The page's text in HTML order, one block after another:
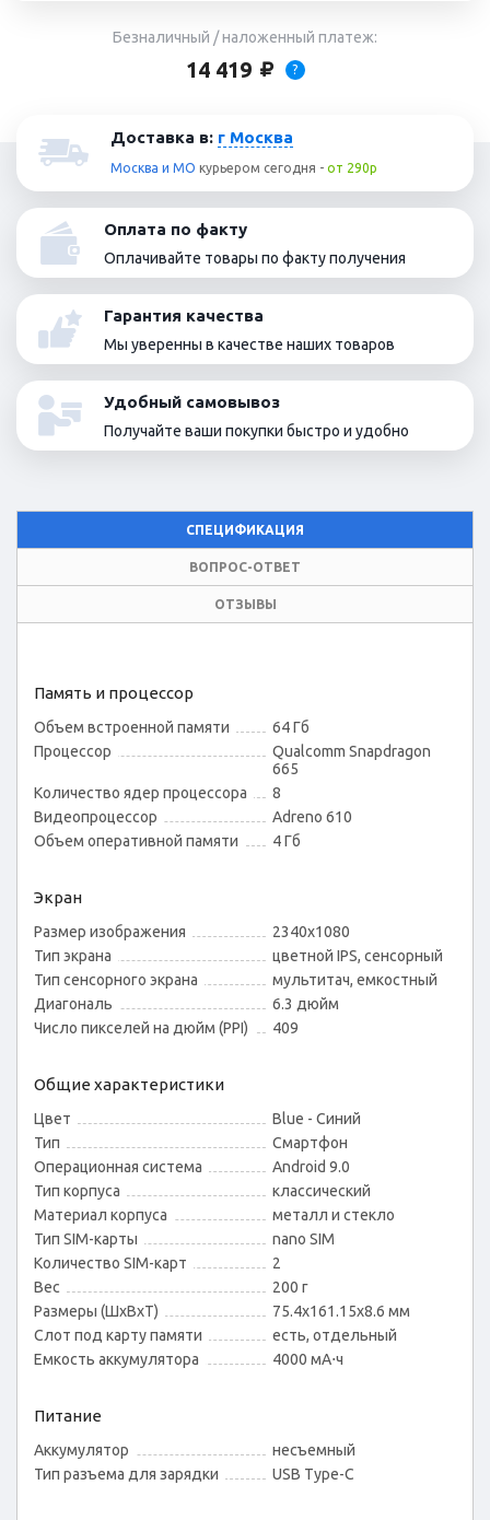
Безналичный / наложенный платеж:
14 419 ?
Доставка в: г Москва
Москва и МО курьером сегодня - от 290р
Оплата по факту
Оплачивайте товары по факту получения
Гарантия качества
Мы уверенны в качестве наших товаров
Удобный самовывоз
Получайте ваши покупки быстро и удобно
СПЕЦИФИКАЦИЯ
ВОПРОС-ОТВЕТ
ОТЗЫВЫ
Память и процессор
Объем встроенной памяти
64 Гб
Процессор
Qualcomm Snapdragon
665
Количество ядер процессора
8
Видеопроцессор
Adreno 610
Объем оперативной памяти
4 Гб
Экран
Размер изображения
2340x1080
Тип экрана
цветной IPS, сенсорный
Тип сенсорного экрана
мультитач, емкостный
Диагональ
6.3 дюйм
Число пикселей на дюйм (PPI)
409
Общие характеристики
Цвет
Blue - Синий
Тип
Смартфон
Операционная система
Android 9.0
Тип корпуса
классический
Материал корпуса
металл и стекло
Тип SIM-карты
nano SIM
Количество SIM-карт
2
Вес
200 г
Размеры (ШxВxТ)
75.4x161.15x8.6 мм
Слот под карту памяти
есть, отдельный
Емкость аккумулятора
4000 мА⋅ч
Питание
Аккумулятор
несъемный
Тип разъема для зарядки
USB Type-C